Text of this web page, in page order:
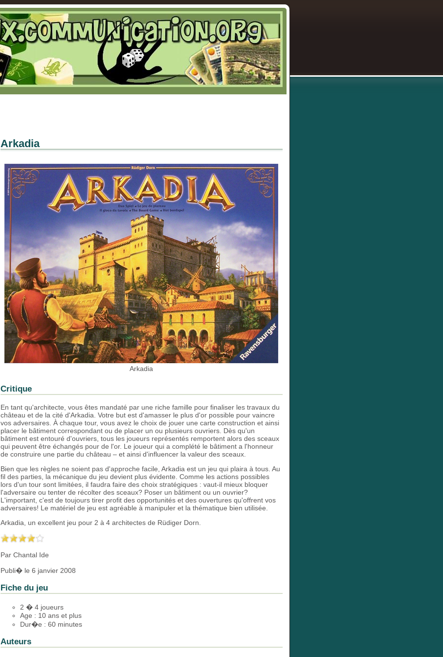
Arkadia
Arkadia
Critique
En tant qu'architecte, vous êtes mandaté par une riche famille pour finaliser les travaux du
château et de la cité d'Arkadia. Votre but est d'amasser le plus d'or possible pour vaincre
vos adversaires. À chaque tour, vous avez le choix de jouer une carte construction et ainsi
placer le bâtiment correspondant ou de placer un ou plusieurs ouvriers. Dès qu'un
bâtiment est entouré d'ouvriers, tous les joueurs représentés remportent alors des sceaux
qui peuvent être échangés pour de l'or. Le joueur qui a complété le bâtiment a l'honneur
de construire une partie du château – et ainsi d'influencer la valeur des sceaux.
Bien que les règles ne soient pas d'approche facile, Arkadia est un jeu qui plaira à tous. Au
fil des parties, la mécanique du jeu devient plus évidente. Comme les actions possibles
lors d'un tour sont limitées, il faudra faire des choix stratégiques : vaut-il mieux bloquer
l'adversaire ou tenter de récolter des sceaux? Poser un bâtiment ou un ouvrier?
L'important, c'est de toujours tirer profit des opportunités et des ouvertures qu'offrent vos
adversaires! Le matériel de jeu est agréable à manipuler et la thématique bien utilisée.
Arkadia, un excellent jeu pour 2 à 4 architectes de Rüdiger Dorn.
Par Chantal Ide
Publi� le 6 janvier 2008
Fiche du jeu
2 � 4 joueurs
Age : 10 ans et plus
Dur�e : 60 minutes
Auteurs